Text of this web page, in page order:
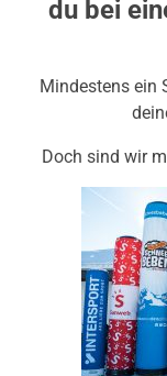
du bei
Mindestens ein
Doch sind wir